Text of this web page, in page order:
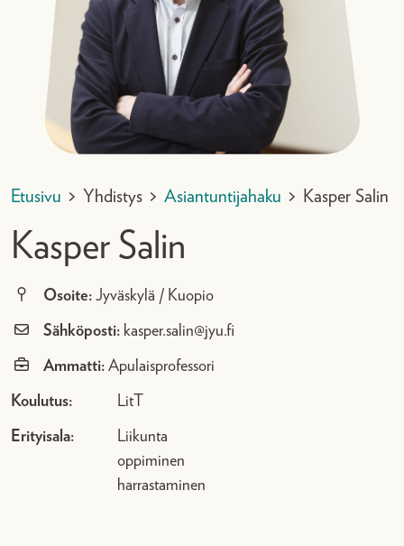
Etusivu > Yhdistys > Asiantuntijahaku > Kasper Salin
Kasper Salin
Osoite: Jyväskylä / Kuopio
Sähköposti: kasper.salin@jyu.fi
Ammatti: Apulaisprofessori
Koulutus: LitT
Erityisala:
Liikunta
oppiminen
harrastaminen